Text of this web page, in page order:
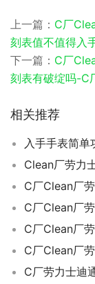
上一篇： C厂
刻表值不值得入
下一篇： C厂
刻表有破绽吗-C
相关推荐
入手手表简